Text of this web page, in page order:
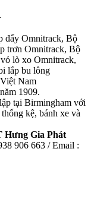
đẩy Omnitrack, Bộ
trơn Omnitrack, Bộ
lò xo Omnitrack,
lắp bu lông
Nam
1909.
tại Birmingham với
kệ, bánh xe và
Hưng Gia Phát
906 663 / Email :